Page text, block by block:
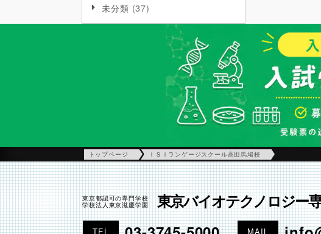
未分類 (37)
トップページ ＩＳＩランゲージスクール高田馬場校
東京都認可の専門学校
学校法人東京滋慶学園
東京バイオテクノロジー
TEL MAIL